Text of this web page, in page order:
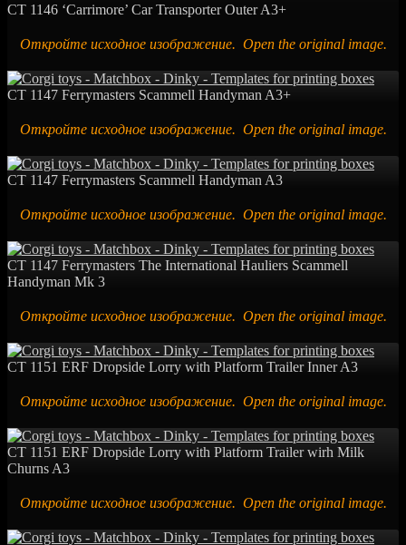
CT 1146 ‘Carrimore’ Car Transporter Outer A3+
Откройте исходное изображение. Open the original image.
CT 1147 Ferrymasters Scammell Handyman A3+
Откройте исходное изображение. Open the original image.
CT 1147 Ferrymasters Scammell Handyman A3
Откройте исходное изображение. Open the original image.
CT 1147 Ferrymasters The International Hauliers Scammell
Handyman Mk 3
Откройте исходное изображение. Open the original image.
CT 1151 ERF Dropside Lorry with Platform Trailer Inner A3
Откройте исходное изображение. Open the original image.
CT 1151 ERF Dropside Lorry with Platform Trailer wirh Milk
Churns A3
Откройте исходное изображение. Open the original image.